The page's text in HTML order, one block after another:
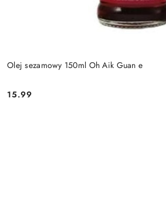
Olej sezamowy 150ml Oh Aik Guan e
Cena:
15.99